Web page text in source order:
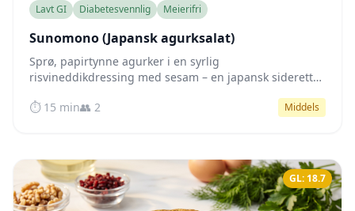
Lavt GI Diabetesvennlig Meierifri
Sunomono (Japansk agurksalat)
Sprø, papirtynne agurker i en syrlig
risvineddikdressing med sesam – en japansk siderett
blodsukker.
⏱️ 15 min👥 2 Middels
GL: 18.7